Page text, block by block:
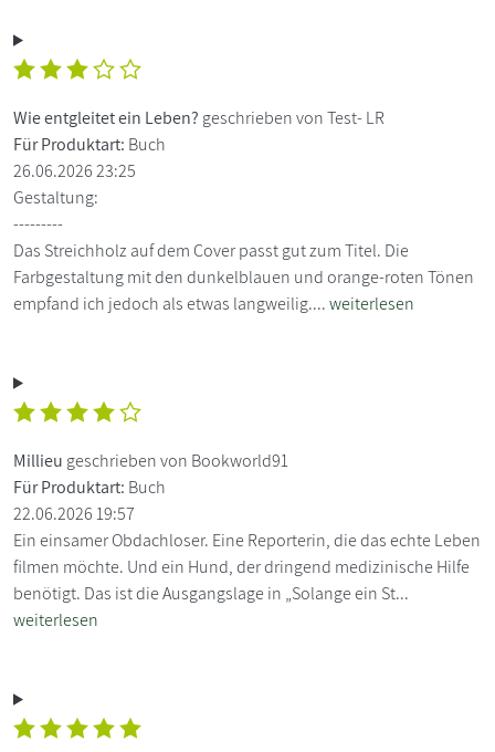
Wie entgleitet ein Leben? geschrieben von Test- LR
Für Produktart: Buch
26.06.2026 23:25
Gestaltung:
---------
Das Streichholz auf dem Cover passt gut zum Titel. Die
Farbgestaltung mit den dunkelblauen und orange-roten Tönen
empfand ich jedoch als etwas langweilig....weiterlesen
Millieu geschrieben von Bookworld91
Für Produktart: Buch
22.06.2026 19:57
Ein einsamer Obdachloser. Eine Reporterin, die das echte Leben
filmen möchte. Und ein Hund, der dringend medizinische Hilfe
benötigt. Das ist die Ausgangslage in „Solange ein St...
weiterlesen